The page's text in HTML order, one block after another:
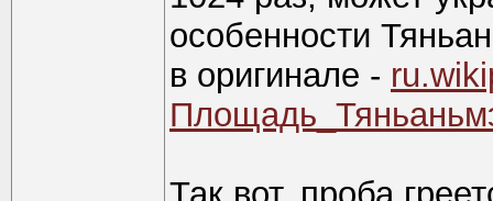
особенности
в оригинале -